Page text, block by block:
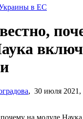
в ЕС
, 30 июля 2021,